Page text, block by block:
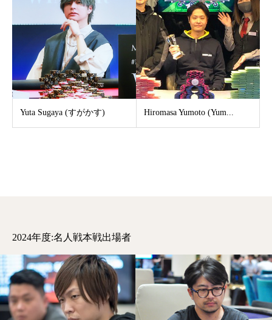
Yuta Sugaya (すがかす) Hiromasa Yumoto (Yum...
2024年度:名人戦本戦出場者